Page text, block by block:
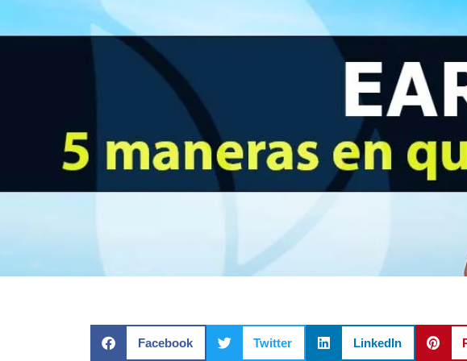
Facebook Twitter LinkedIn